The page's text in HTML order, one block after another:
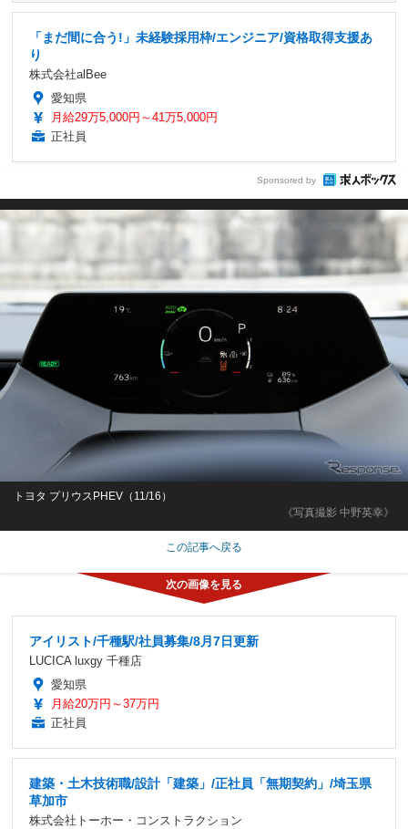
「まだ間に合う!」未経験採用枠/エンジニア/資格取得支援あ
り
株式会社alBee
愛知県
月給29万5,000円～41万5,000円
正社員
Sponsored by
《写真撮影 中野英幸》
トヨタ プリウスPHEV（11/16）
この記事へ戻る
アイリスト/千種駅/社員募集/8月7日更新
LUCICA luxgy 千種店
愛知県
月給20万円～37万円
正社員
建築・土木技術職/設計「建築」/正社員「無期契約」/埼玉県
草加市
株式会社トーホー・コンストラクション